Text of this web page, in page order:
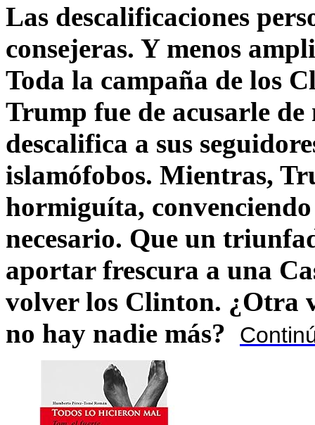
Las descalificaciones
consejeras. Y menos
Toda la campaña de los
Trump fue de acusarle
descalifica a sus
islamófobos. Mientras,
hormiguíta,
necesario. Que un
aportar frescura a una
volver los Clinton. ¿Otra
no hay nadie más?